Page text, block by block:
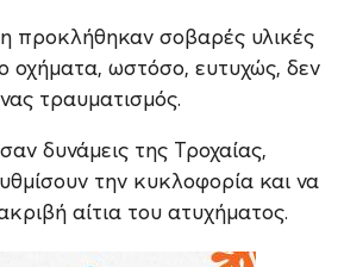
προκλήθηκαν σοβαρές υλικές
οχήματα, ωστόσο, ευτυχώς, δεν
τραυματισμός.
δυνάμεις της Τροχαίας,
την κυκλοφορία και να
αίτια του ατυχήματος.